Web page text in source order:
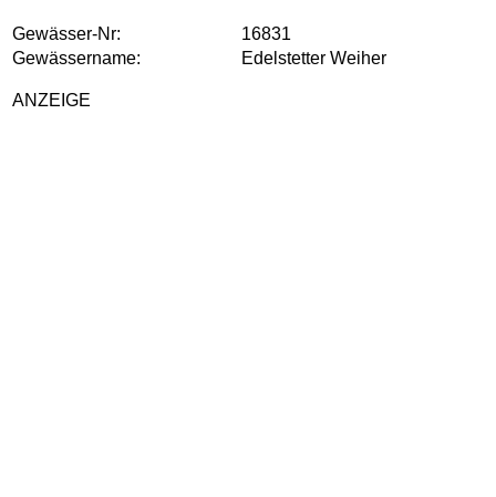
Gewässer-Nr:
16831
Gewässername:
Edelstetter Weiher
ANZEIGE